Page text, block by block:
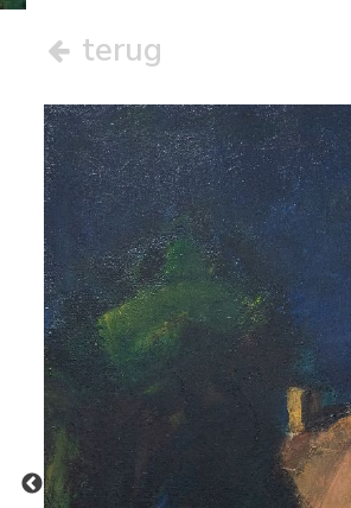
terug